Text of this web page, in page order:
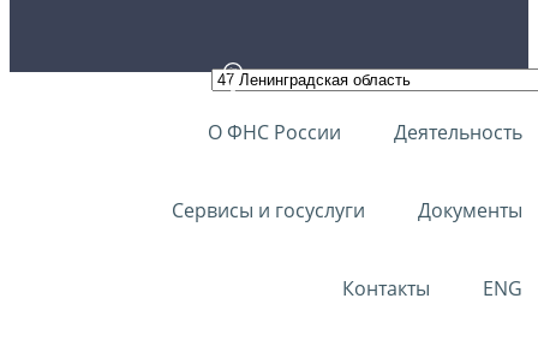
О ФНС России Деятельность
Сервисы и госуслуги Документы
Контакты ENG